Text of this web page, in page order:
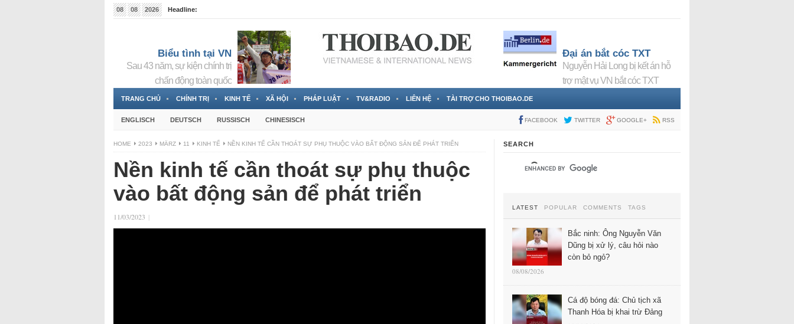
08 08 2026
Headline:
Biểu tình tại VN
Sau 43 năm, sự kiện chính trị
chấn động toàn quốc
Đại án bắt cóc TXT
Nguyễn Hải Long bị kết án hỗ
trợ mật vụ VN bắt cóc TXT
TRANG CHỦ CHÍNH TRỊ KINH TẾ XÃ HỘI PHÁP LUẬT TV&RADIO LIÊN HỆ TÀI TRỢ CHO THOIBAO.DE
ENGLISCH DEUTSCH RUSSISCH CHINESISCH FACEBOOK TWITTER GOOGLE+ RSS
HOME 2023 MÄRZ 11 KINH TẾ NỀN KINH TẾ CẦN THOÁT SỰ PHỤ THUỘC VÀO BẤT ĐỘNG SẢN ĐỂ PHÁT TRIỂN
Nền kinh tế cần thoát sự phụ thuộc
vào bất động sản để phát triển
11/03/2023 |
SEARCH
LATEST POPULAR COMMENTS TAGS
Bắc ninh: Ông Nguyễn Văn
Dũng bị xử lý, câu hỏi nào
còn bỏ ngỏ?
08/08/2026
Cá độ bóng đá: Chủ tịch xã
Thanh Hóa bị khai trừ Đảng